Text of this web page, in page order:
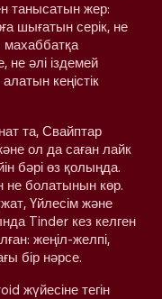
танысатын жер:
шығатын серік, не
не әлі іздемей
кеңістік
та, Свайптар
ол да саған лайк
бәрі өз қолыңда.
не болатынын көр.
Үйлесім және
Tinder кез келген
жеңіл-желпі,
бір нәрсе.
жүйесіне тегін